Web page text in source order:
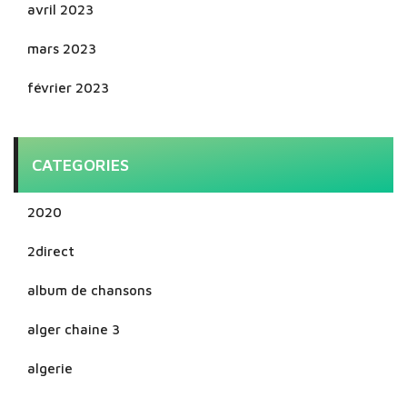
avril 2023
mars 2023
février 2023
CATEGORIES
2020
2direct
album de chansons
alger chaine 3
algerie